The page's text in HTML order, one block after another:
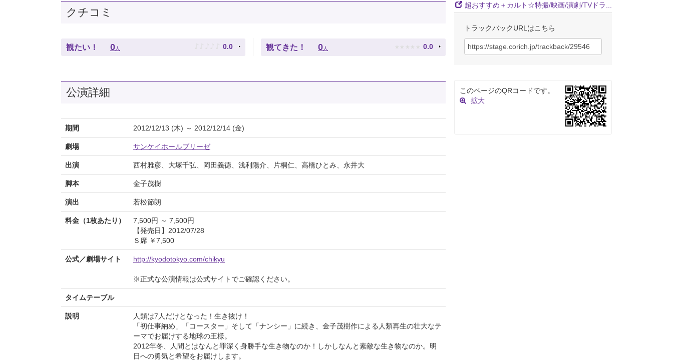
クチコミ
観たい！ 0 人 ♪ ♪ ♪ ♪ ♪ 0.0 観てきた！ 0 人 ★ ★ ★ ★ ★ 0.0
公演詳細
期間 2012/12/13 (木) ～ 2012/12/14 (金)
劇場 サンケイホールブリーゼ
出演 西村雅彦、大塚千弘、岡田義徳、浅利陽介、片桐仁、高橋ひとみ、永井大
脚本 金子茂樹
演出 若松節朗
料金（1枚あたり）
7,500円 ～ 7,500円
【発売日】2012/07/28
Ｓ席 ￥7,500
公式／劇場サイト http://kyodotokyo.com/chikyu
※正式な公演情報は公式サイトでご確認ください。
タイムテーブル
説明
人類は7人だけとなった！生き抜け！
「初仕事納め」「コースター」そして「ナンシー」に続き、金子茂樹作による人類再生の壮大なテ
ーマでお届けする地球の王様。
2012年冬、人間とはなんと罪深く身勝手な生き物なのか！しかしなんと素敵な生き物なのか。明
日への勇気と希望をお届けします。
超おすすめ＋カルト☆特撮/映画/演劇/TVドラ...
トラックバックURLはこちら
このページのQRコードです。
拡大